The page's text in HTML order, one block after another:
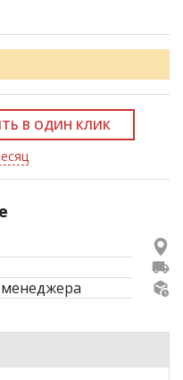
В ОДИН КЛИК
менеджера